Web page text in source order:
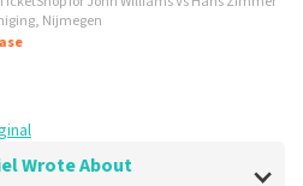
seats
Nijmegen
Wrote About